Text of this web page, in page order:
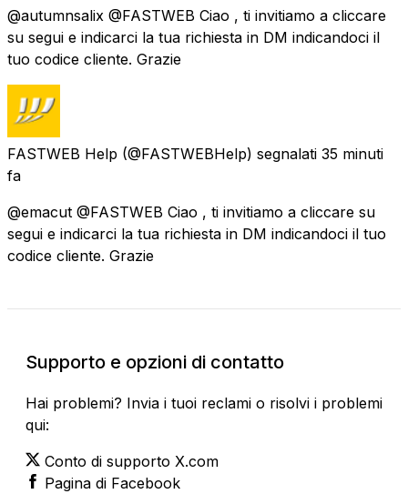
@autumnsalix @FASTWEB Ciao , ti invitiamo a cliccare
su segui e indicarci la tua richiesta in DM indicandoci il
tuo codice cliente. Grazie
FASTWEB Help (@FASTWEBHelp) segnalati 35 minuti
fa
@emacut @FASTWEB Ciao , ti invitiamo a cliccare su
segui e indicarci la tua richiesta in DM indicandoci il tuo
codice cliente. Grazie
Supporto e opzioni di contatto
Hai problemi? Invia i tuoi reclami o risolvi i problemi
qui:
Conto di supporto X.com
Pagina di Facebook